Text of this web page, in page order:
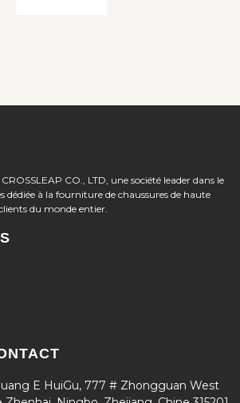
CO., LTD, une société leader dans le
dédiée à la fourniture de chaussures de haute
du monde entier.
E HuiGu, 777 # Zhongguan West